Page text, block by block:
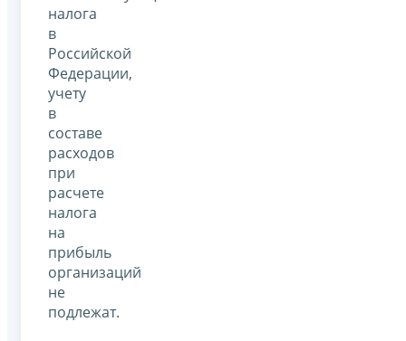
налога
в
Российской
Федерации,
учету
в
составе
расходов
при
расчете
налога
на
прибыль
организаций
не
подлежат.